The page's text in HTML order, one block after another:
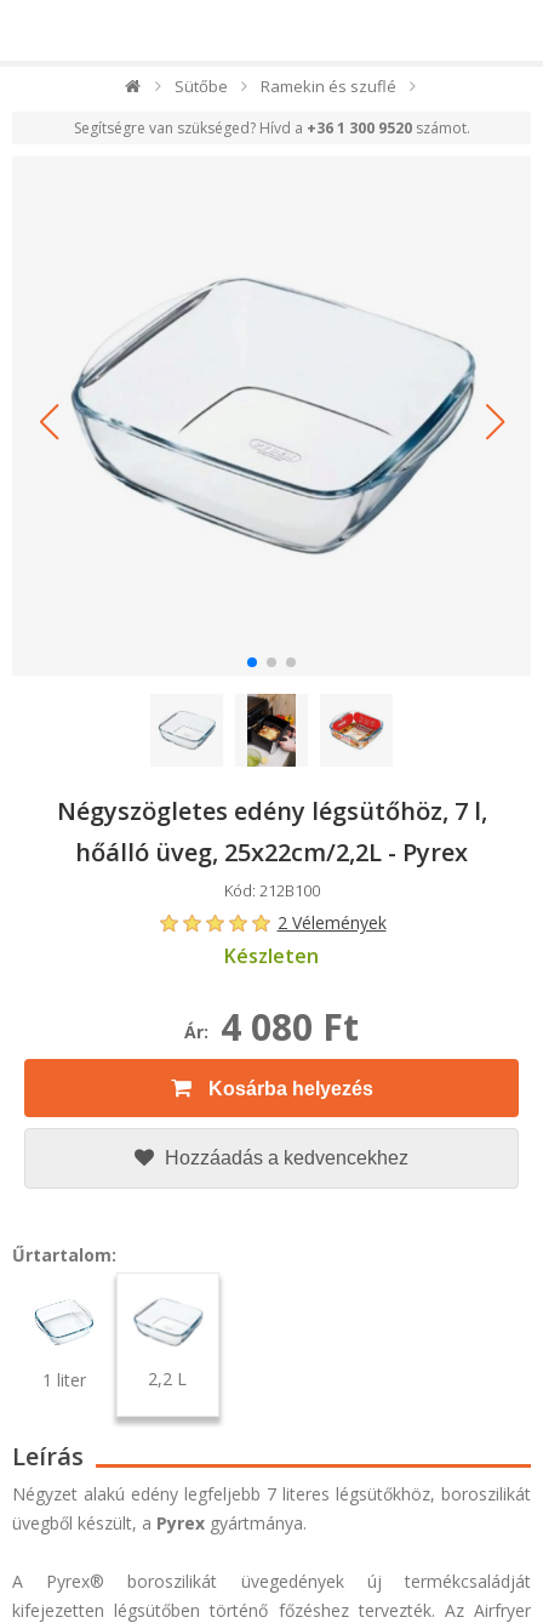
Sütőbe Ramekin és szuflé
Segítségre van szükséged? Hívd a +36 1 300 9520számot.
Négyszögletes edény légsütőhöz, 7 l,
hőálló üveg, 25x22cm/2,2L - Pyrex
Kód: 212B100
2 Vélemények
Készleten
Ár: 4 080 Ft
Kosárba helyezés
Hozzáadás a kedvencekhez
Űrtartalom:
1 liter 2,2 L
Leírás
Négyzet alakú edény legfeljebb 7 literes légsütőkhöz, boroszilikát
üvegből készült, a Pyrex gyártmánya.
A Pyrex® boroszilikát üvegedények új termékcsaládját
kifejezetten légsütőben történő főzéshez tervezték. Az Airfryer